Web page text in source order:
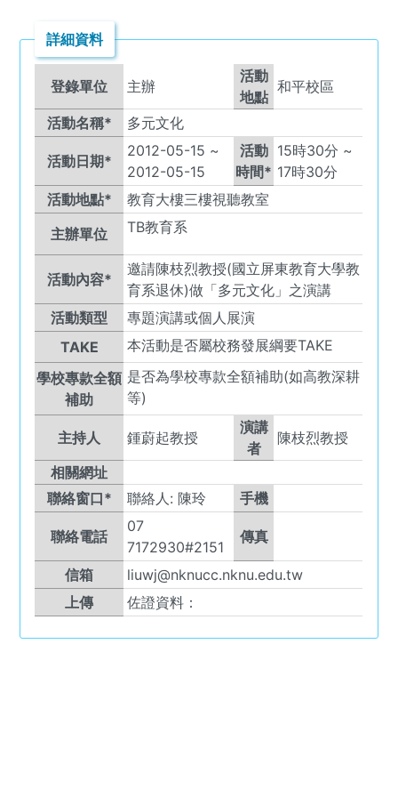
詳細資料
登錄單位 主辦
活動
地點
和平校區
活動名稱* 多元文化
活動日期*
2012-05-15 ~
2012-05-15
活動
時間*
15時30
分 ~
17時30分
活動地點*
教育大樓三樓視聽教室
主辦單位
TB教育系
活動內容*
邀請陳枝烈教授(國立屏東教育大學教
育系退休)做「多元文化」之演講
活動類型
專題演講或個人展演
TAKE
本活動是否屬校務發展綱要TAKE
學校專款全額
補助
是否為學校專款全額補助(如高教深耕
等)
主持人 鍾蔚起教授
演講
者
陳枝烈教授
相關網址
聯絡窗口*
聯絡人: 陳玲 手機
聯絡電話
07
7172930#2151
傳真
信箱
liuwj@nknucc.nknu.edu.tw
上傳
佐證資料：